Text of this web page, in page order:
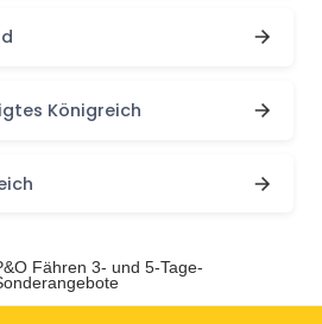
Königreich
Fähren 3- und 5-Tage-